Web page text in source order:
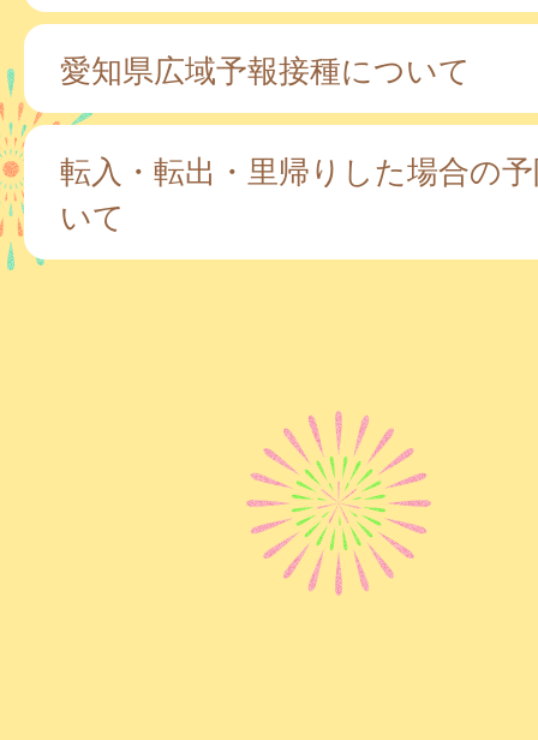
愛知県広域予報接種について
転入・転出・里帰りした場合の
いて